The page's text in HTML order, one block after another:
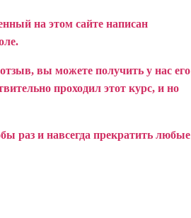
на этом сайте написан
вы можете получить у нас его
проходил этот курс, и но
раз и навсегда прекратить любые